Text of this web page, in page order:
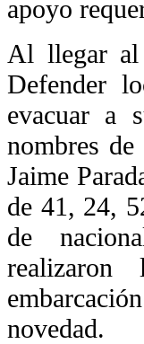
apoyo
Al llegar al
Defender
evacuar a
nombres
Jaime
de 41, 24,
de
realizaron
novedad.